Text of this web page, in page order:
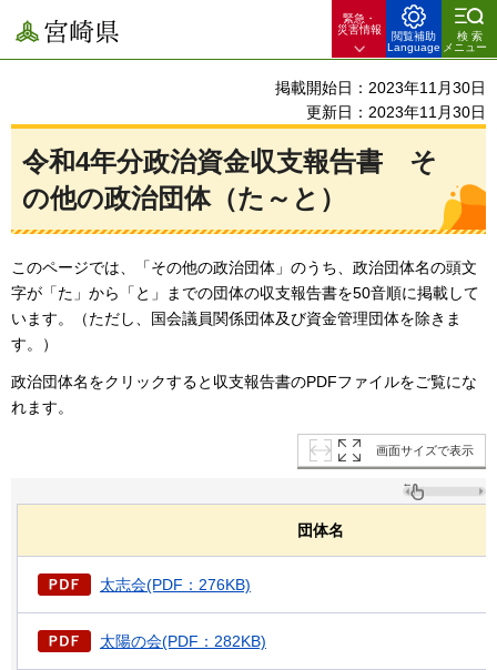
宮崎県
緊急・
災害情報
閲覧補助
Language
検索
メニュー
掲載開始日：2023年11月30日
更新日：2023年11月30日
令和4年分政治資金収支報告書
そ
の他の政治団体（た～と）
このページでは、「その他の政治団体」のうち、政治団体名の頭文
字が「た」から「と」までの団体の収支報告書を50音順に掲載して
います。（ただし、国会議員関係団体及び資金管理団体を除きま
す。）
政治団体名をクリックすると収支報告書のPDFファイルをご覧にな
れます。
画面サイズで表示
団体名
太志会(PDF：276KB)
太陽の会(PDF：282KB)